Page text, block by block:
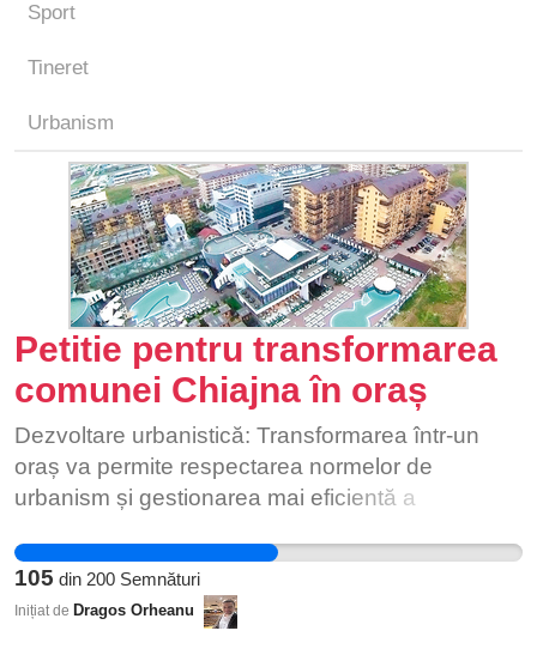
Sport
Tineret
Urbanism
Petitie pentru transformarea
comunei Chiajna în oraș
Dezvoltare urbanistică: Transformarea într-un
oraș va permite respectarea normelor de
urbanism și gestionarea mai eficientă a
asigurând coerenta, onestitate și sustenabilitate.
Dezvoltarea infrastructurii: Orașul va beneficia de
îmbunătățirea infrastructurii (drumuri, transport
105 din 200 Semnături
Inițiat de Dragos Orheanu